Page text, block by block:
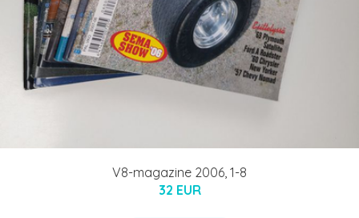
V8-magazine 2006, 1-8
32 EUR